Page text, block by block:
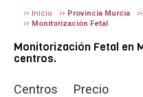
Inicio Provincia Murcia
Monitorización Fetal
Monitorización Fetal en
centros.
Centros Precio